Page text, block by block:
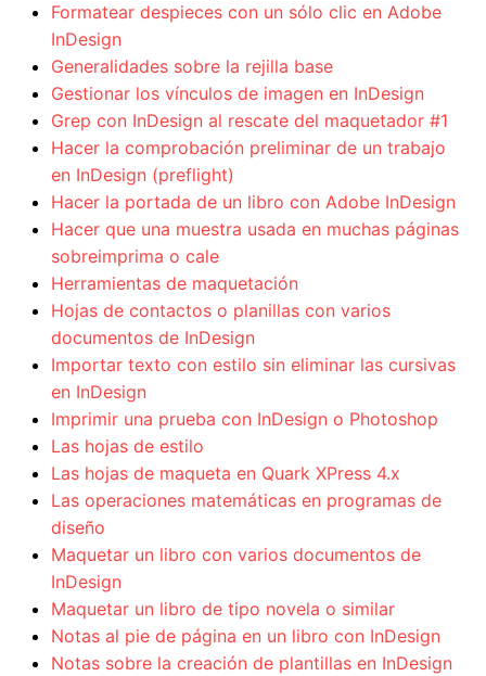
Formatear despieces con un sólo clic en Adobe
InDesign
Generalidades sobre la rejilla base
Gestionar los vínculos de imagen en InDesign
Grep con InDesign al rescate del maquetador #1
Hacer la comprobación preliminar de un trabajo
en InDesign (preflight)
Hacer la portada de un libro con Adobe InDesign
Hacer que una muestra usada en muchas páginas
sobreimprima o cale
Herramientas de maquetación
Hojas de contactos o planillas con varios
documentos de InDesign
Importar texto con estilo sin eliminar las cursivas
en InDesign
Imprimir una prueba con InDesign o Photoshop
Las hojas de estilo
Las hojas de maqueta en Quark XPress 4.x
Las operaciones matemáticas en programas de
diseño
Maquetar un libro con varios documentos de
InDesign
Maquetar un libro de tipo novela o similar
Notas al pie de página en un libro con InDesign
Notas sobre la creación de plantillas en InDesign